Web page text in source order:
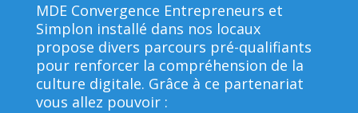
MDE Convergence Entrepreneurs et
Simplon installé dans nos locaux
propose divers parcours pré-qualifiants
pour renforcer la compréhension de la
culture digitale. Grâce à ce partenariat
vous allez pouvoir :